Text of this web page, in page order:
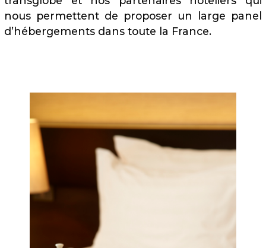
nous permettent de proposer un large panel
d’hébergements dans toute la France.